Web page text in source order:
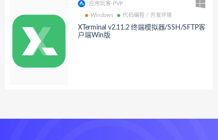
应用玩客-PVP
Windows 代码编程 / 开发环境
XTerminal v2.11.2 终端模拟器/SSH/SFTP客
户端Win版